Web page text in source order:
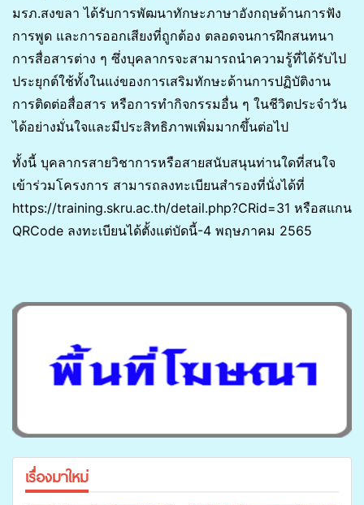
มรภ.สงขลา ได้รับการพัฒนาทักษะภาษาอังกฤษด้านการฟัง
การพูด และการออกเสียงที่ถูกต้อง ตลอดจนการฝึกสนทนา
การสื่อสารต่าง ๆ ซึ่งบุคลากรจะสามารถนำความรู้ที่ได้รับไป
ประยุกต์ใช้ทั้งในแง่ของการเสริมทักษะด้านการปฏิบัติงาน
การติดต่อสื่อสาร หรือการทำกิจกรรมอื่น ๆ ในชีวิตประจำวัน
ได้อย่างมั่นใจและมีประสิทธิภาพเพิ่มมากขึ้นต่อไป
ทั้งนี้ บุคลากรสายวิชาการหรือสายสนับสนุนท่านใดที่สนใจ
เข้าร่วมโครงการ สามารถลงทะเบียนสำรองที่นั่งได้ที่
https://training.skru.ac.th/detail.php?CRid=31 หรือสแกน
QRCode ลงทะเบียนได้ตั้งแต่บัดนี้-4 พฤษภาคม 2565
เรื่องมาใหม่